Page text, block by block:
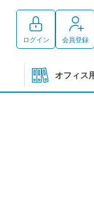
ログイン 会員登録
オフィス